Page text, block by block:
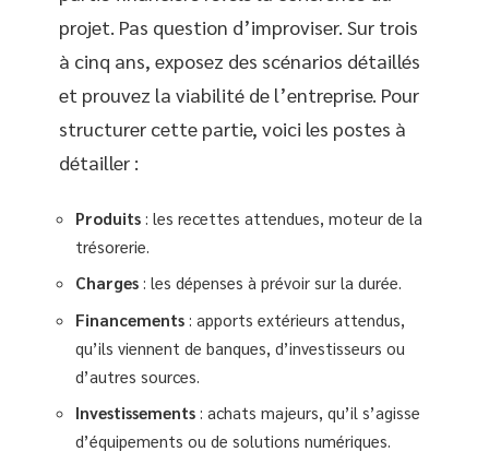
projet. Pas question d’improviser. Sur trois
à cinq ans, exposez des scénarios détaillés
et prouvez la viabilité de l’entreprise. Pour
structurer cette partie, voici les postes à
détailler :
Produits : les recettes attendues, moteur de la
trésorerie.
Charges : les dépenses à prévoir sur la durée.
Financements : apports extérieurs attendus,
qu’ils viennent de banques, d’investisseurs ou
d’autres sources.
Investissements : achats majeurs, qu’il s’agisse
d’équipements ou de solutions numériques.